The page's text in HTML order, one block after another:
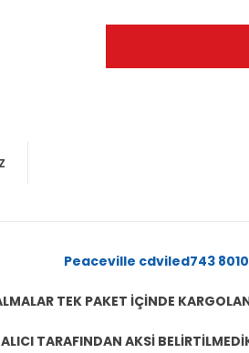
Peaceville cdviled743
TEK PAKET İÇİNDE
TARAFINDAN AKSİ